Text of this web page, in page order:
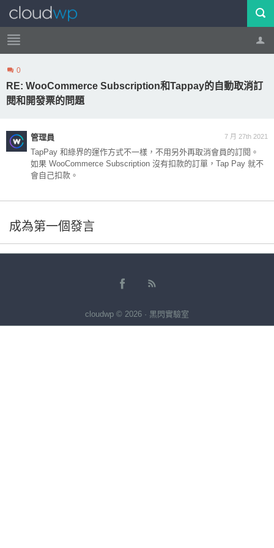
帳號 登出
0
RE: WooCommerce Subscription和Tappay的自動取消訂
閱和開發票的問題
7 月 27th 2021
管理員
TapPay 和綠界的運作方式不一樣，不用另外再取消會員的訂閱。
如果 WooCommerce Subscription 沒有扣款的訂單，Tap Pay 就不
會自己扣款。
成為第一個發言
cloudwp © 2026 · 黑閃實驗室